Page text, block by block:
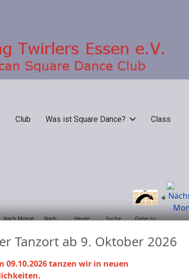
Club Was ist Square Dance? Class
Nach Monat
Nach
Heute Suche
Gehe zu
30. November 2026 - 06. Dezember 2026
Tanzort ab 9. Oktober 2026
09.10.2026 tanzen wir in neuen